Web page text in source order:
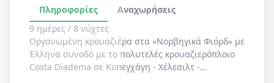
Πληροφορίες
Αναχωρήσεις
9 ημέρες / 8 νύχτες
Οργανωμένη κρουαζιέρα στα «Νορβηγικά Φιόρδ» με
Έλληνα συνοδό με το πολυτελές κρουαζιερόπλοιο
Costa Diadema σε Κοπεγχάγη - Χέλεσιλτ -